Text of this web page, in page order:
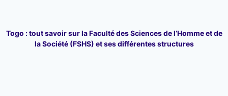
Togo : tout savoir sur la Faculté des Sciences de l’Homme et de
la Société (FSHS) et ses différentes structures